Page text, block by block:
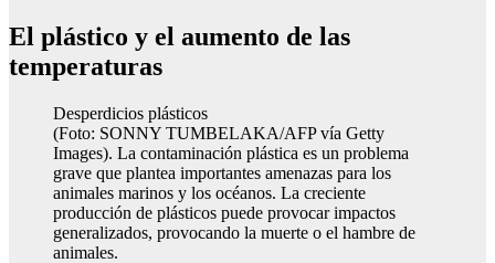
El plástico y el aumento de las
temperaturas
Desperdicios plásticos
(Foto: SONNY TUMBELAKA/AFP vía Getty
Images). La contaminación plástica es un problema
grave que plantea importantes amenazas para los
animales marinos y los océanos. La creciente
producción de plásticos puede provocar impactos
generalizados, provocando la muerte o el hambre de
animales.